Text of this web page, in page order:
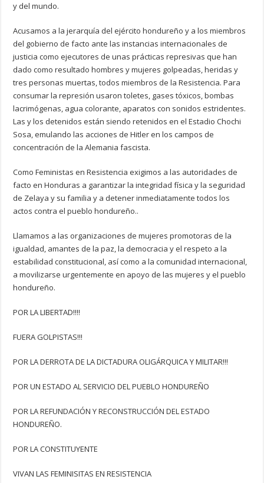
y del mundo.
Acusamos a la jerarquía del ejército hondureño y a los miembros
del gobierno de facto ante las instancias internacionales de
justicia como ejecutores de unas prácticas represivas que han
dado como resultado hombres y mujeres golpeadas, heridas y
tres personas muertas, todos miembros de la Resistencia. Para
consumar la represión usaron toletes, gases tóxicos, bombas
lacrimógenas, agua colorante, aparatos con sonidos estridentes.
Las y los detenidos están siendo retenidos en el Estadio Chochi
Sosa, emulando las acciones de Hitler en los campos de
concentración de la Alemania fascista.
Como Feministas en Resistencia exigimos a las autoridades de
facto en Honduras a garantizar la integridad física y la seguridad
de Zelaya y su familia y a detener inmediatamente todos los
actos contra el pueblo hondureño..
Llamamos a las organizaciones de mujeres promotoras de la
igualdad, amantes de la paz, la democracia y el respeto a la
estabilidad constitucional, así como a la comunidad internacional,
a movilizarse urgentemente en apoyo de las mujeres y el pueblo
hondureño.
POR LA LIBERTAD!!!!
FUERA GOLPISTAS!!!
POR LA DERROTA DE LA DICTADURA OLIGÁRQUICA Y MILITAR!!!
POR UN ESTADO AL SERVICIO DEL PUEBLO HONDUREÑO
POR LA REFUNDACIÓN Y RECONSTRUCCIÓN DEL ESTADO
HONDUREÑO.
POR LA CONSTITUYENTE
VIVAN LAS FEMINISITAS EN RESISTENCIA